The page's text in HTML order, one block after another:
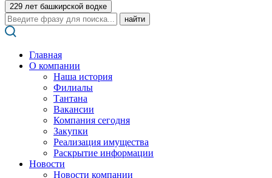
229 лет башкирской водке
Поиск:
Главная
О компании
Наша история
Филиалы
Тантана
Вакансии
Компания сегодня
Закупки
Реализация имущества
Раскрытие информации
Новости
Новости компании